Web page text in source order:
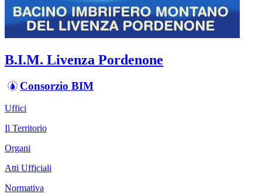
B.I.M. Livenza Pordenone
Consorzio BIM
Uffici
Il Territorio
Organi
Atti Ufficiali
Normativa